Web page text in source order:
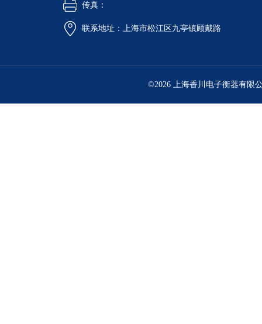
传真：
联系地址：上海市松江区九亭镇顾戴路
©2026 上海香川电子衡器有限